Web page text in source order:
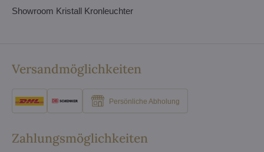
Showroom Kristall Kronleuchter
Versandmöglichkeiten
Persönliche Abholung
Zahlungsmöglichkeiten